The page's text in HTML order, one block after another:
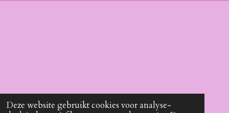
Deze website gebruikt cookies voor analyse-